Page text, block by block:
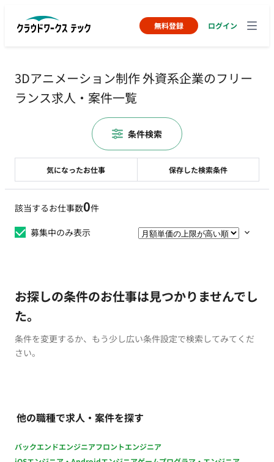
無料登録 ログイン
3Dアニメーション制作 外資系企業のフリー
ランス求人・案件一覧
該当するお仕事数0件
募集中のみ表示
お探しの条件のお仕事は見つかりませんでし
た。
条件を変更するか、もう少し広い条件設定で検索してみてくだ
さい。
他の職種で求人・案件を探す
バックエンドエンジニアフロントエンジニア
気になったお仕事 保存した検索条件
条件検索